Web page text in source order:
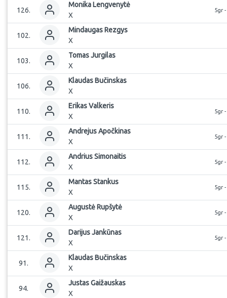
126.
Monika Lengvenytė
X
5gr
102.
MindaugasRezgys
X
103.
TomasJurgilas
X
106.
KlaudasBučinskas
X
110.
ErikasValkeris
X
5gr
111.
AndrejusApočkinas
X
5gr
112.
AndriusSimonaitis
X
5gr
115.
MantasStankus
X
5gr
120.
AugustėRupšytė
X
5gr
121.
DarijusJankūnas
X
5gr
91.
KlaudasBučinskas
X
94.
JustasGaižauskas
X